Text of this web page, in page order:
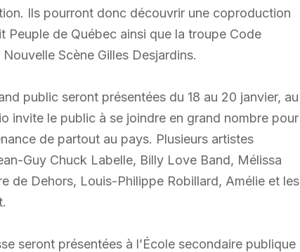
Ils pourront donc découvrir une coproduction
Peuple de Québec ainsi que la troupe Code
Scène Gilles Desjardins.
public seront présentées du 18 au 20 janvier, au
invite le public à se joindre en grand nombre pour
de partout au pays. Plusieurs artistes
Guy Chuck Labelle, Billy Love Band, Mélissa
de Dehors, Louis-Philippe Robillard, Amélie et les
seront présentées à l’École secondaire publique